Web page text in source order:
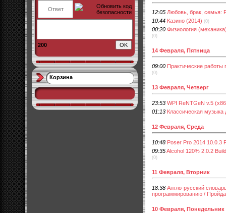
200
Корзина
12:05 Любовь, брак, семья:
10:44 Казино (2014) (0)
00:20 Физиология
(0)
14 Февраля, Пятница
09:00 Практические
(0)
13 Февраля, Четверг
23:53 WPI ReNTGeN v.5
01:13 Классическая музыка
12 Февраля, Среда
10:48 Poser Pro 2014 10.0.3
09:35Alcohol 120% 2.0.2
(0)
11 Февраля, Вторник
18:38 Англо-русский
программированию /
10 Февраля, Понедельник